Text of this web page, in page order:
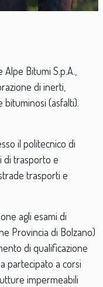
Bitumi S.p.A.,
di inerti,
bituminosi (asfalti).
il politecnico di
di trasporto e
trasporti e
agli esami di
Provincia di Bolzano)
di qualificazione
partecipato a corsi
impermeabili